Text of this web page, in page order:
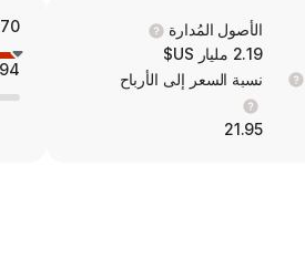
الأصول المُدارة
2.19 مليار US$
نسبة السعر إلى الأرباح
21.95